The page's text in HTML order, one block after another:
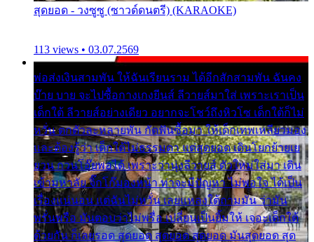
สุดยอด - วงซูซู (ซาวด์ดนตรี) (KARAOKE)
113 views • 03.07.2569
พ่อส่งเงินสามพัน ให้ฉันเรียนราม ได้อีกสักสามพัน ฉันคง
บ๊าย บาย จะไปซื้อกางเกงยีนส์ ลีวายส์มาใส่ เพราะเราเป็น
เด็กใต้ ลีวายส์อย่างเดียว อยากจะโชว์ถึงหิวโซ เด็กใต้ก็ไม่
หวั่น ตกตัวละหลายพัน กัดฟันซื้อมา ให้เด็กเทพเหลียวมอง
และต้องรู้ว่า เด็กใต้ไม่ธรรมดา แต่สุดยอด เดินโยกย้ายเย
ยวน กวนโอ๊ยพอได้ เพราะว่านุ่งลีวายส์ ตัวใหม่ใส่มา เดิน
เข้ามหาลัย จิ๊กโก๊มองหน้า ท่าจะมีปัญหา ไม่พอใจ ได้เป็น
เรื่องแน่นอน แต่ฉันไม่หวั่น เลยแหลงใต้ถามมัน ว่ามัน
พรั่นพรือ มันตอบว่าไม่พรื่อ เปลี่ยนเป็นยิ้มให้ เจอะเด็กใต้
ด้วยกัน ก็เลยรอด สุดยอด สุดยอด สุดยอด มันสุดยอด สุด